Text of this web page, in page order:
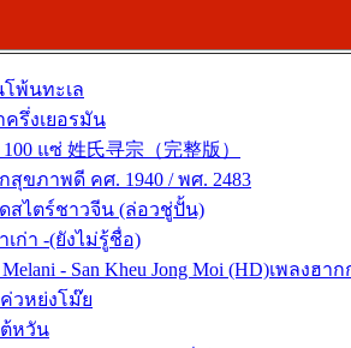
โพ้นทะเล
รึ่งเยอรมัน
แซ่ 姓氏寻宗（完整版）
สุขภาพดี คศ. 1940 / พศ. 2483
สไตร์ชาวจีน (ล่อวชู่ปั้น)
ก่า -(ยังไม่รู้ชื่อ)
- San Kheu Jong Moi (HD)เพลงฮาก
วหย่งโม๊ย
ต้หวัน